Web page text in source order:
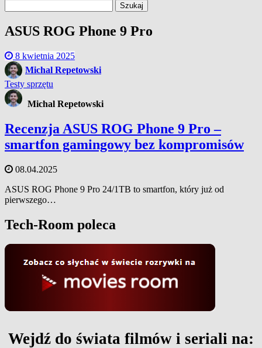
ASUS ROG Phone 9 Pro
8 kwietnia 2025
Michal Repetowski
Testy sprzętu
Michal Repetowski
Recenzja ASUS ROG Phone 9 Pro –
smartfon gamingowy bez kompromisów
08.04.2025
ASUS ROG Phone 9 Pro 24/1TB to smartfon, który już od
pierwszego…
Tech-Room poleca
Wejdź do świata filmów i seriali na: